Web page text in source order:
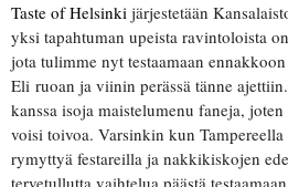
Taste of Helsinki järjestetään
yksi tapahtuman upeista ravintoloista
jota tulimme nyt testaamaan
Eli ruoan ja viinin perässä tänne
kanssa isoja maistelumenu faneja,
voisi toivoa. Varsinkin kun
rymyttyä festareilla ja nakkikiskojen